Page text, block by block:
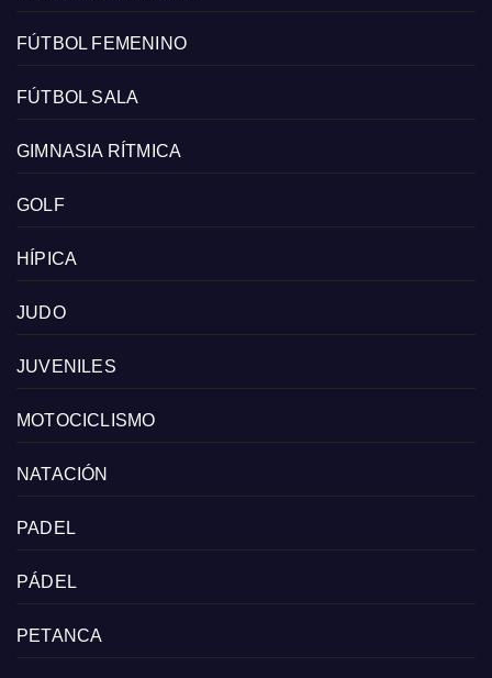
FÚTBOL FEMENINO
FÚTBOL SALA
GIMNASIA RÍTMICA
GOLF
HÍPICA
JUDO
JUVENILES
MOTOCICLISMO
NATACIÓN
PADEL
PÁDEL
PETANCA